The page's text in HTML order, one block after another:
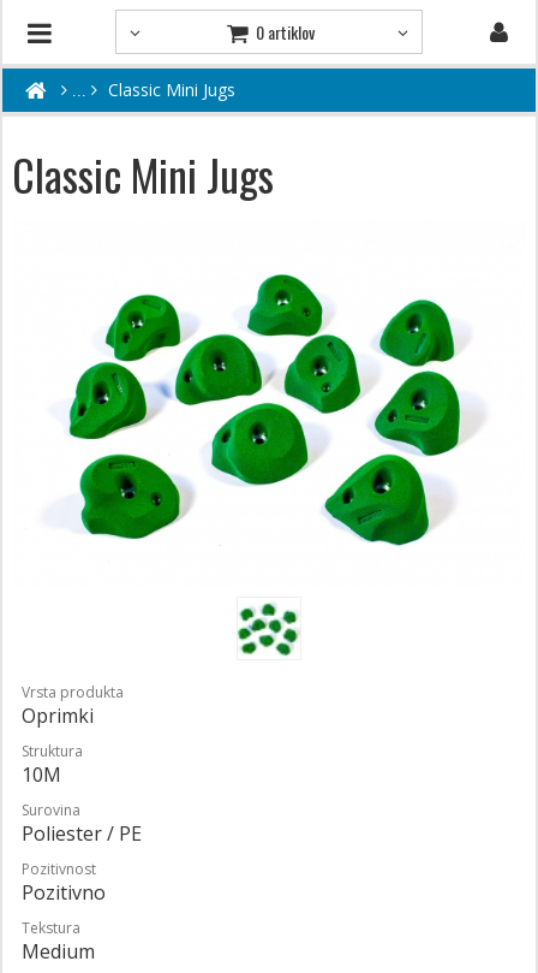
0 artiklov
Classic Mini Jugs
Classic Mini Jugs
Vrsta produkta
Oprimki
Struktura
10M
Surovina
Poliester / PE
Pozitivnost
Pozitivno
Tekstura
Medium